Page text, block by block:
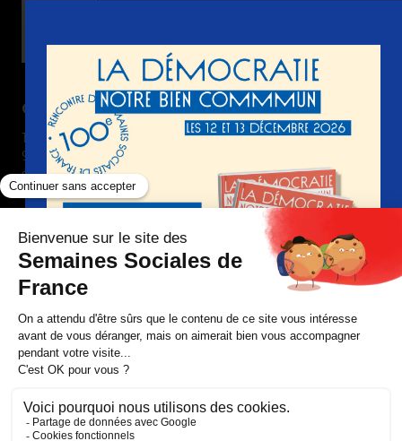
Contact
15 boulevard Gabriel Péri
92240 Malakoff France
semaines-sociales @ ssf-fr.org
+33(0) 1 74 31 69 00
Nous suivre
Devenir adhérent
Nous contacter
Faire un don